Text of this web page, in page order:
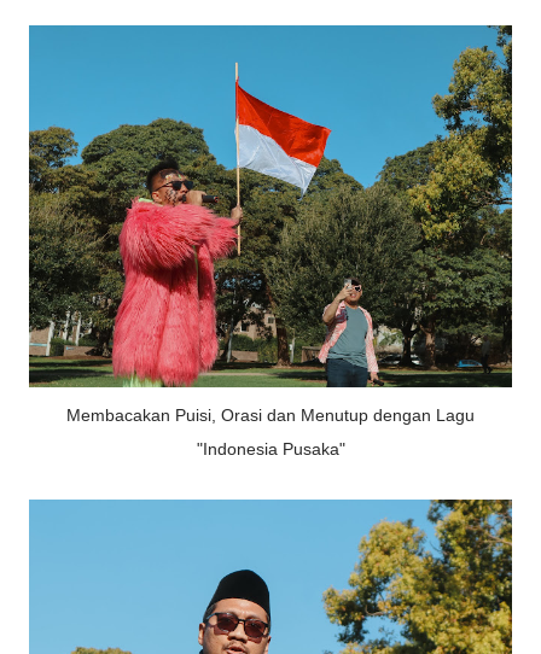
Membacakan Puisi, Orasi dan Menutup dengan Lagu
"Indonesia Pusaka"